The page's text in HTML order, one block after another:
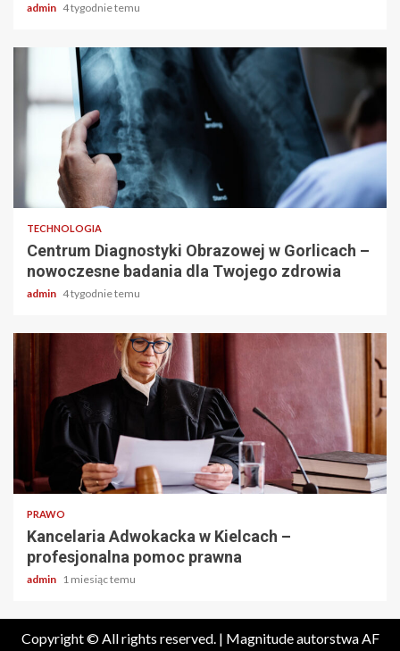
admin 4 tygodnie temu
2 min odczytu
TECHNOLOGIA
Centrum Diagnostyki Obrazowej w Gorlicach –
nowoczesne badania dla Twojego zdrowia
admin 4 tygodnie temu
2 min odczytu
PRAWO
Kancelaria Adwokacka w Kielcach –
profesjonalna pomoc prawna
admin 1 miesiąc temu
Copyright © All rights reserved. | Magnitudeautorstwa AF